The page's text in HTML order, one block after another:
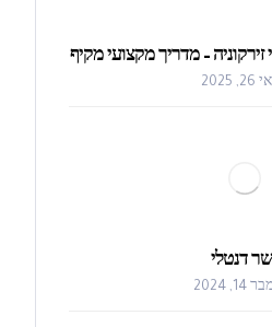
– מדריך מקצועי מקיף
2025
דנטלי
2024